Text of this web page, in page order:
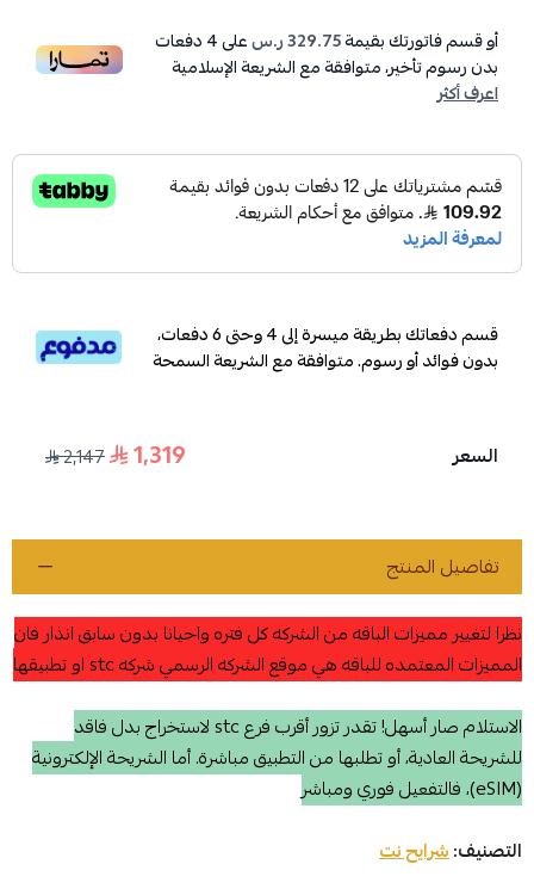
أو قسم فاتورتك بقيمة329.75 ر.س على4دفعات
بدون رسوم تأخير، متوافقة مع الشريعة الإسلامية
اعرف أكثر
قسم دفعاتك بطريقة ميسرة إلى 4 وحتى 6 دفعات،
بدون فوائد أو رسوم. متوافقة مع الشريعة السمحة
السعر 1,319
2,147
تفاصيل المنتج
نظرا لتغيير مميزات الباقه من الشركه كل فتره واحيانا بدون سابق انذار فان
المميزات المعتمده للباقه هي موقع الشركه الرسمي شركه stc او تطبيقها
الاستلام صار أسهل! تقدر تزور أقرب فرع stc لاستخراج بدل فاقد
للشريحة العادية، أو تطلبها من التطبيق مباشرة. أما الشريحة الإلكترونية
(eSIM)، فالتفعيل فوري ومباشر
التصنيف:شرايح نت